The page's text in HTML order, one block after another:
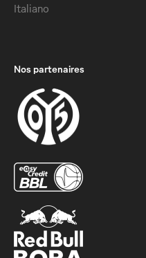
Italiano
Nos partenaires